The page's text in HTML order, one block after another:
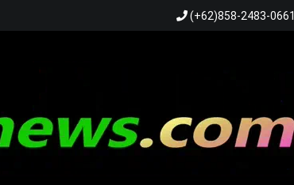
(+62)858-2483-0661